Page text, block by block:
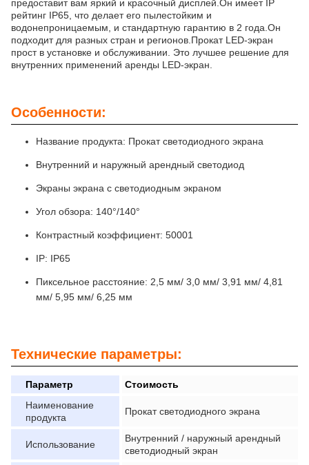
предоставит вам яркий и красочный дисплей.Он имеет IP
рейтинг IP65, что делает его пылестойким и
водонепроницаемым, и стандартную гарантию в 2 года.Он
подходит для разных стран и регионов.Прокат LED-экран
прост в установке и обслуживании. Это лучшее решение для
внутренних применений аренды LED-экран.
Особенности:
Название продукта: Прокат светодиодного экрана
Внутренний и наружный арендный светодиод
Экраны экрана с светодиодным экраном
Угол обзора: 140°/140°
Контрастный коэффициент: 50001
IP: IP65
Пиксельное расстояние: 2,5 мм/ 3,0 мм/ 3,91 мм/ 4,81
мм/ 5,95 мм/ 6,25 мм
Технические параметры:
Параметр
Стоимость
Наименование
продукта
Прокат светодиодного экрана
Использование
Внутренний / наружный арендный
светодиодный экран